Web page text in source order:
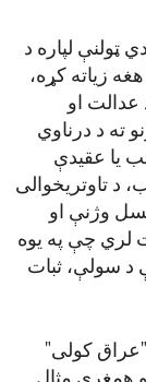
ټولنې لپاره د
زیاته کړه،
عدالت او
ته د درناوي
یا عقیدې
د تاوتریخوالی
وژنې او
لري چې په یوه
د سولې، ثبات
"پدې چلند سره،" ویاند میلر اعلان وکړ چې، "عراق کولی